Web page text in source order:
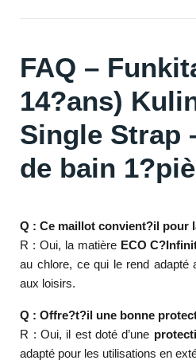
FAQ –
14?ans)
Single Strap
de bain
Q : Ce maillot convient?il pour
R : Oui, la matière ECO
au chlore, ce qui le rend adapté
aux loisirs.
Q : Offre?t?il une bonne
R : Oui, il est doté d’une
adapté pour les utilisations en